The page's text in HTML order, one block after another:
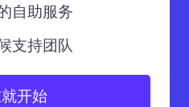
自助服务
支持团队
开始